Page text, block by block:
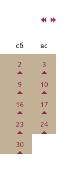
сб вс
2 3
9 10
16 17
23 24
30